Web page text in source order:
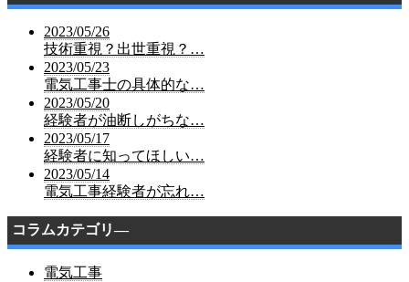
2023/05/26
技術重視？出世重視？…
2023/05/23
電気工事士の具体的な…
2023/05/20
経験者が油断しがちな…
2023/05/17
経験者に知ってほしい…
2023/05/14
電気工事経験者が忘れ…
コラムカテゴリ―
電気工事